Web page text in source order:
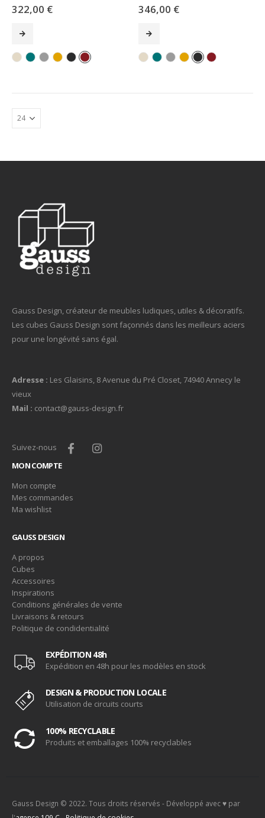
0sur 5
322,00 € 0sur 5
346,00 €
Gauss Design, créateur de meubles ludiques, utiles & décoratifs.
Les cubes Gauss Design sont façonnés dans les meilleurs aciers
pour une longévité sans égal.
Adresse : Les Glaisins, 8 Avenue du Pré Closet, 74940 Annecy le
vieux
Mail : contact@gauss-design.fr
Suivez-nous
MON COMPTE
Mon compte
Mes commandes
Ma wishlist
GAUSS DESIGN
A propos
Cubes
Accessoires
Inspirations
Conditions générales de vente
Livraisons & retours
Politique de condidentialité
EXPÉDITION 48h
Expédition en 48h pour les modèles en stock
DESIGN & PRODUCTION LOCALE
Utilisation de circuits courts
100% RECYCLABLE
Produits et emballages 100% recyclables
Gauss Design © 2022. Tous droits réservés - Développé avec ♥ par